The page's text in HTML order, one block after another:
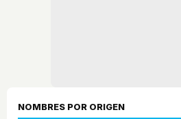
NOMBRES POR ORIGEN